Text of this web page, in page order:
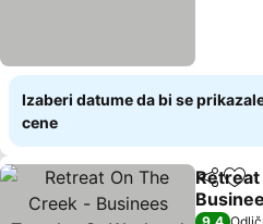
Izaberi datume da bi se
cene
Deli